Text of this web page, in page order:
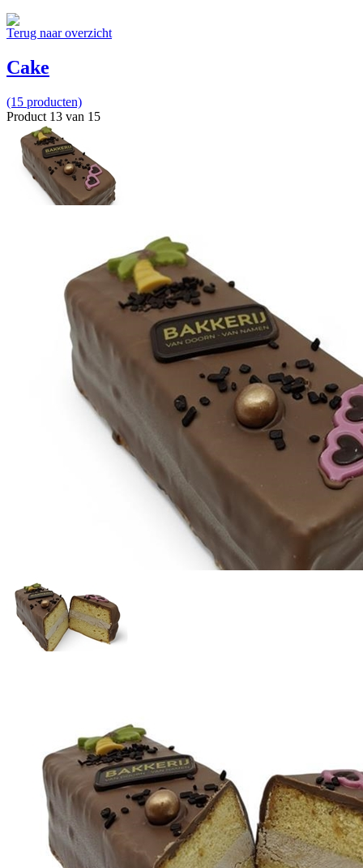
Terug naar overzicht
Cake
(15 producten)
Product 13 van 15